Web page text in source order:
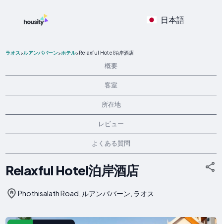
日本語
ラオス>ルアンパバーン>ホテル>Relaxful Hotel泊岸酒店
概要
客室
所在地
レビュー
よくある質問
Relaxful Hotel泊岸酒店
Phothisalath Road, ルアンパバーン, ラオス